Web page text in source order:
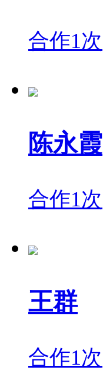
合作1次
陈永霞
合作1次
王群
合作1次